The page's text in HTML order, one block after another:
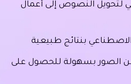
لتحويل النصوص إلى أعمال
بنتائج طبيعية
من الصور بسهولة للحصول على